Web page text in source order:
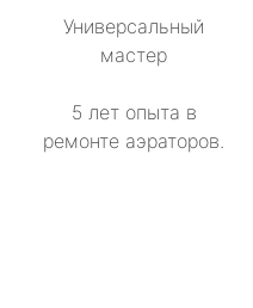
Универсальный
мастер
5 лет опыта в
ремонте аэраторов.